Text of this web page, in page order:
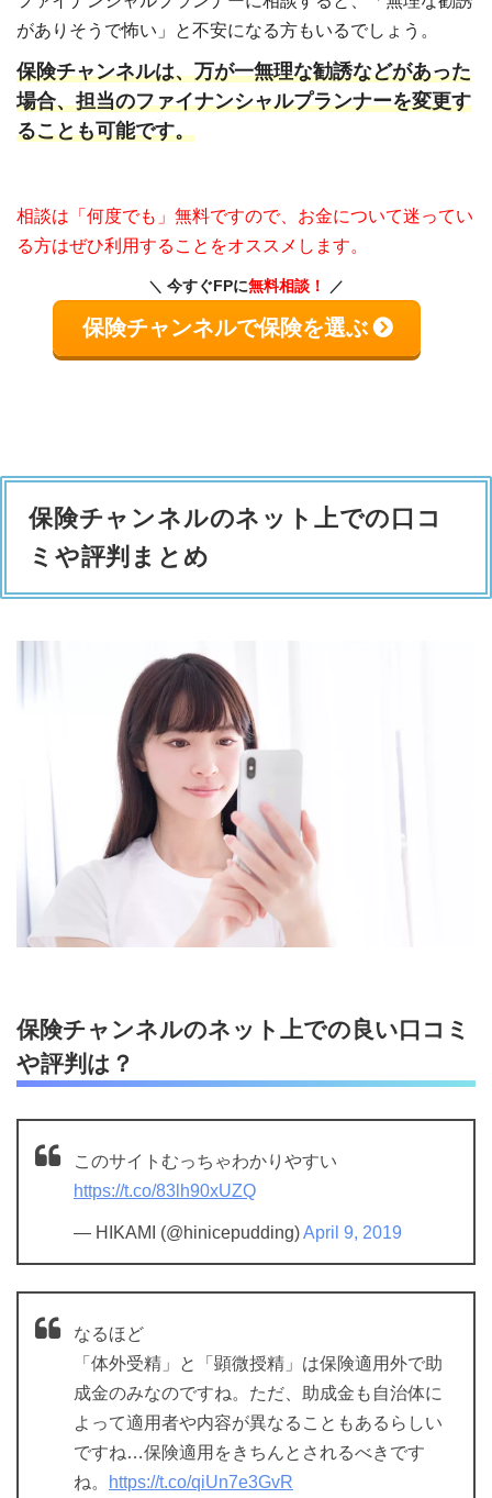
がありそうで怖い」と不安になる方もいるでしょう。
保険チャンネルは、万が一無理な勧誘などがあった
場合、担当のファイナンシャルプランナーを変更す
ることも可能です。
相談は「何度でも」無料ですので、お金について迷ってい
る方はぜひ利用することをオススメします。
今すぐFPに無料相談！
保険チャンネルで保険を選ぶ
保険チャンネルのネット上での口コ
ミや評判まとめ
保険チャンネルのネット上での良い口コミ
や評判は？
このサイトむっちゃわかりやすい
https://t.co/83lh90xUZQ
— HIKAMI (@hinicepudding)April 9, 2019
なるほど
「体外受精」と「顕微授精」は保険適用外で助
成金のみなのですね。ただ、助成金も自治体に
よって適用者や内容が異なることもあるらしい
ですね…保険適用をきちんとされるべきです
ね。
https://t.co/qiUn7e3GvR